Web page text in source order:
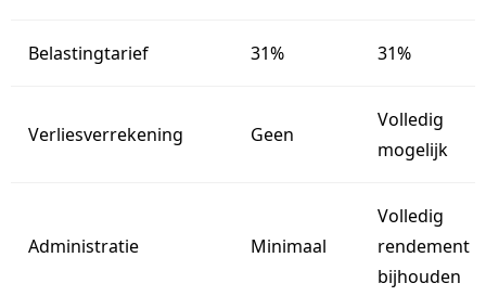
Belastingtarief 31% 31%
Verliesverrekening Geen
Volledig
mogelijk
Administratie Minimaal
Volledig
rendement
bijhouden